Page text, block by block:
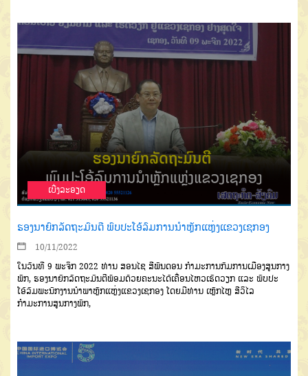
ເບີ່ງລະອຽດ
ຮອງນາຍົກລັດຖະມົນຕີ ພົບປະໂອ້ລົມການນໍາຫຼັກແຫຼ່ງແຂວງເຊກອງ
10/11/2022
ໃນວັນທີ 9 ພະຈິກ 2022 ທ່ານ ສອນໄຊ ສີພັນດອນ ກໍາມະການກົມການເມືອງສູນກາງ
ພັກ, ຮອງນາຍົກລັດຖະມົນຕີພ້ອມດ້ວຍຄະນະໄດ້ເຄື່ອນໄຫວເຮັດວຽກ ແລະ ພົບປະ
ໂອ້ລົມພະນັກງານນໍາພາຫຼັກແຫຼ່ງແຂວງເຊກອງ ໂດຍມີທ່ານ ເຫຼັກໄຫຼ ສີວິໄລ
ກຳມະການສູນກາງພັກ,